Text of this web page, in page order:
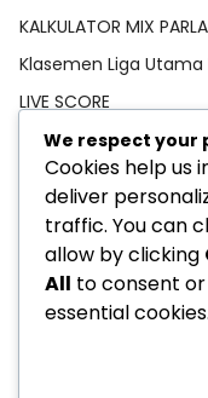
KALKULATOR MIX
Klasemen Liga Utama
LIVE SCORE
Pedoman Media Siber
PREDIKSI BOLA
Privacy Policy
STATISTIK PEMAIN
TEBAK SKOR
We respect your
Cookies help us
deliver
traffic. You can
allow by clicking
All to consent or
essential cookies.